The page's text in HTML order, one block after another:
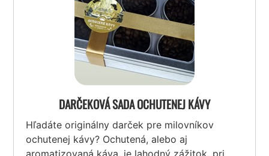
DARČEKOVÁ SADA OCHUTENEJ KÁVY
Hľadáte originálny darček pre milovníkov
ochutenej kávy? Ochutená, alebo aj
aromatizovaná káva, je lahodný zážitok, pri